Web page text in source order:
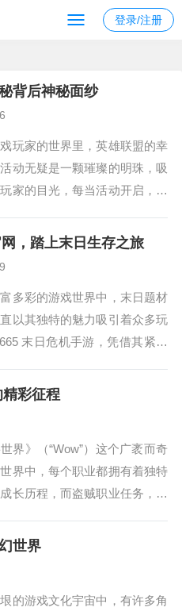
登录/注册
背后神秘面纱
玩家的世界里，英雄联盟的幸
动无疑是一颗璀璨的明珠，吸
家的目光，每当活动开启，玩
眷顾的人，获得超低折扣购买
幸运召唤师活动，就像是游戏
...
，踏上末日生存之旅
多彩的游戏世界中，末日题材
以其独特的魅力吸引着众多玩
末日危机手游，凭借其紧张
玩家的心头好，要深入了解这
映入眼帘的是充满末日氛...
彩征程
界》（“Wow”）这个广袤而奇
界中，每个职业都拥有着独特
长历程，而盗贼职业任务，无
我能力、领略别样剧情的精彩
从新手阶段就开始为玩家量身
世界
的游戏文化宇宙中，有许多角